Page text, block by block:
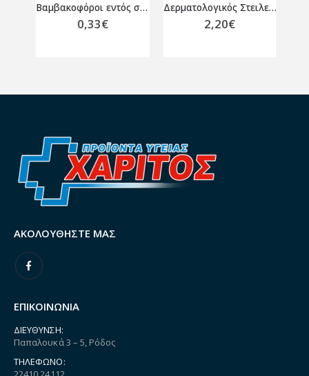
Βαμβακοφόροι εντός σωληναρίου με υλικό μεταφοράς Stuart 1 τμχ
0,33€
Δερματολογικός Στειλεός Βιοψίας 4 mm
2,20€
ΑΚΟΛΟΥΘΉΣΤΕ ΜΑΣ
ΕΠΙΚΟΙΝΩΝΙΑ
ΔΙΕΎΘΥΝΣΗ:
Παπαλουκά 3 – 5, Ρόδος
ΤΗΛΈΦΩΝΟ: